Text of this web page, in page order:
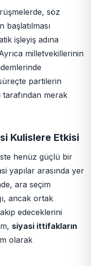
söz
başlatılması
işleyiş adına
milletvekillerinin
partilerin
tarafından merak
Kulislere Etkisi
henüz güçlü bir
yapılar arasında yer
ara seçim
ancak ortak
edeceklerini
siyasi ittifakların
olarak